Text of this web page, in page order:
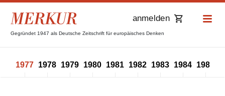
Gegründet 1947 als Deutsche Zeitschrift für europäisches Denken
anmelden
1977 1978 1979 1980 1981 1982 1983 1984 1985